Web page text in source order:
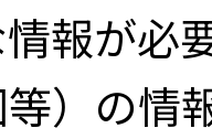
報が必
）の情